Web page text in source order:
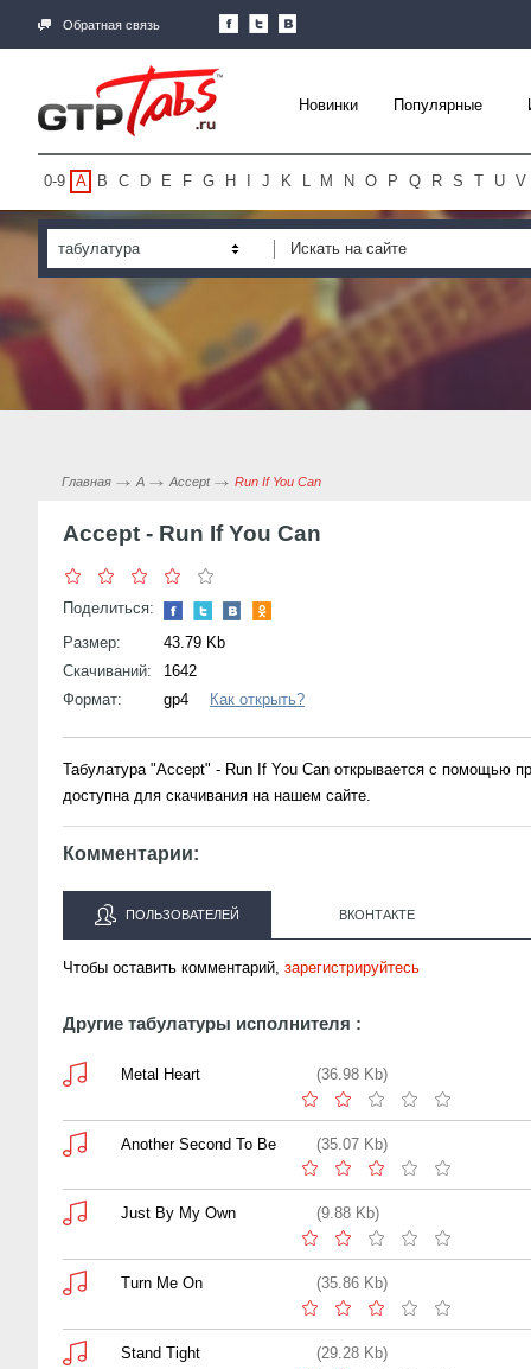
Обратная связь
Новинки Популярные
0-9 A B C D E F G H J K L M N O P Q R S T U V
табулатура
Главная A Accept Run If You Can
Accept - Run If You Can
Поделиться:
Размер:
43.79 Kb
Скачиваний:
1642
Формат:
gp4 Как открыть?
Табулатура "Accept" - Run If You Can открывается с помощью
доступна для скачивания на нашем сайте.
Комментарии:
ПОЛЬЗОВАТЕЛЕЙ ВКОНТАКТЕ
Чтобы оставить комментарий, зарегистрируйтесь
Другие табулатуры исполнителя :
Metal Heart (36.98 Kb)
Another Second To Be (35.07 Kb)
Just By My Own (9.88 Kb)
Turn Me On (35.86 Kb)
Stand Tight (29.28 Kb)